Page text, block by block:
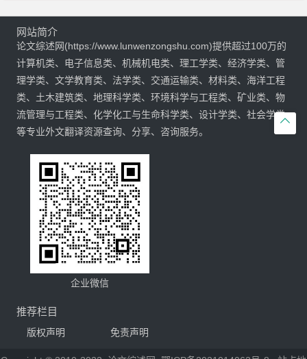

网站简介
论文综述网(https://www.lunwenzongshu.com)提供超过100万的
计算机类、电子信息类、机械机电类、理工学类、经济学类、管
理学类、文学教育类、法学类、交通运输类、材料类、海洋工程
类、土木建筑类、地理科学类、环境科学与工程类、矿业类、物
流管理与工程类、化学化工与生命科学类、设计学类、社会学类
等专业外文翻译资源查询、分享、咨询服务。
企业微信
推荐栏目
版权声明 免责声明